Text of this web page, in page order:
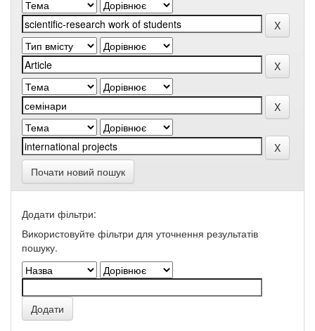
Почати новий пошук
Додати фільтри:
Використовуйте фільтри для уточнення результатів
пошуку.